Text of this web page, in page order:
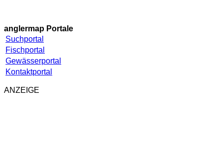
anglermap Portale
Suchportal
Fischportal
Gewässerportal
Kontaktportal
ANZEIGE